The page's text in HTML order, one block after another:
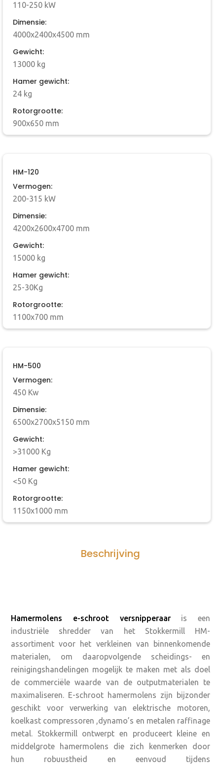
110-250 kW
Dimensie:
4000x2400x4500 mm
Gewicht:
13000 kg
Hamer gewicht:
24 kg
Rotorgrootte:
900x650 mm
HM-120
Vermogen:
200-315 kW
Dimensie:
4200x2600x4700 mm
Gewicht:
15000 kg
Hamer gewicht:
25-30Kg
Rotorgrootte:
1100x700 mm
HM-500
Vermogen:
450 Kw
Dimensie:
6500x2700x5150 mm
Gewicht:
>31000 Kg
Hamer gewicht:
<50 Kg
Rotorgrootte:
1150x1000 mm
Beschrijving
Hamermolens e-schroot versnipperaar is een
industriële shredder van het Stokkermill HM-
assortiment voor het verkleinen van binnenkomende
materialen, om daaropvolgende scheidings- en
reinigingshandelingen mogelijk te maken met als doel
de commerciële waarde van de outputmaterialen te
maximaliseren. E-schroot hamermolens zijn bijzonder
geschikt voor verwerking van elektrische motoren,
koelkast compressoren ,dynamo’s en metalen raffinage
metal. Stokkermill ontwerpt en produceert kleine en
middelgrote hamermolens die zich kenmerken door
hun robuustheid en eenvoud tijdens